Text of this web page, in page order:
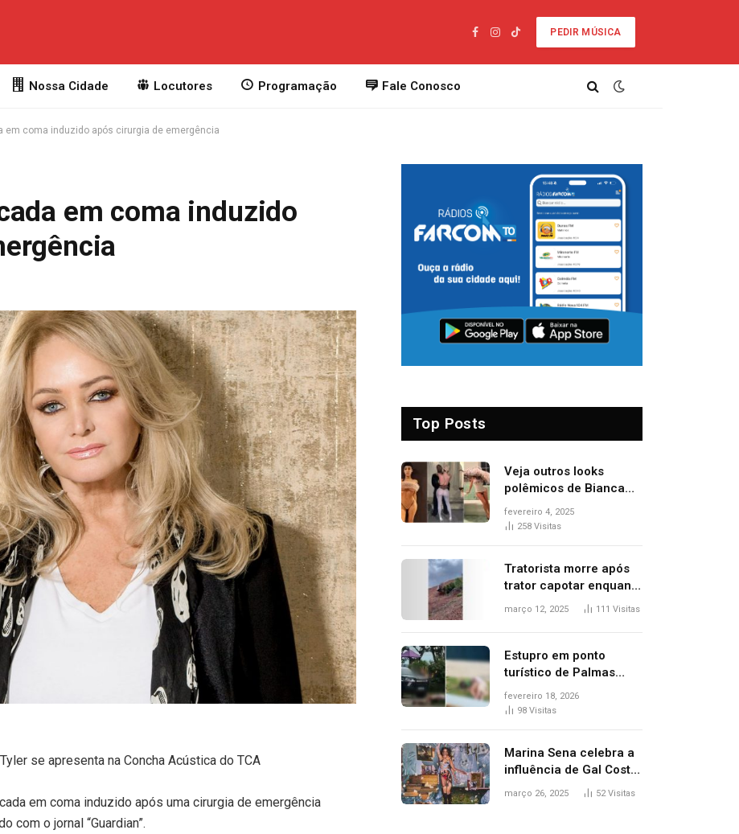
Facebook
Instagram
TikTok
PEDIR MÚSICA
Nossa Cidade Locutores Programação Fale Conosco
em coma induzido após cirurgia de emergência
em coma induzido
se apresenta na Concha Acústica do TCA
em coma induzido após uma cirurgia de emergência
com o jornal “Guardian”.
Top Posts
Veja outros looks
polêmicos de Bianca
Censori, esposa de
Kanye West que
fevereiro 4, 2025
258 Visitas
Tratorista morre após
trator capotar enquanto
removia vegetação em
março 12, 2025 111 Visitas
Estupro em ponto
turístico de Palmas
ocorreu em frente à
viatura e base de
fevereiro 18, 2026
98 Visitas
Marina Sena celebra a
influência de Gal Costa
na arte do álbum
março 26, 2025 52Visitas